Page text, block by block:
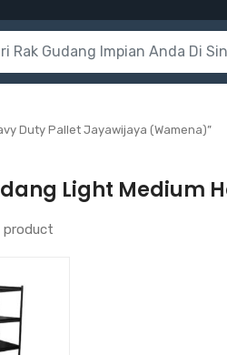
Duty Pallet Jayawijaya (Wamena)”
Light Medium
product